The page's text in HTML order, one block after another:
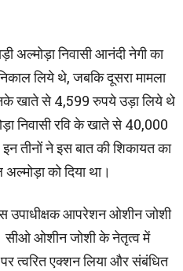
अल्मोड़ा निवासी आनंदी नेगी का
लिये थे, जबकि दूसरा मामला
उनके खाते से 4,599 रुपये उड़ा लिये थे
निवासी रवि के खाते से 40,000
तीनों ने इस बात की शिकायत का
को दिया था।
उपाधीक्षक आपरेशन ओशीन जोशी
सीओ ओशीन जोशी के नेतृत्व में
त्वरित एक्शन लिया और संबंधित